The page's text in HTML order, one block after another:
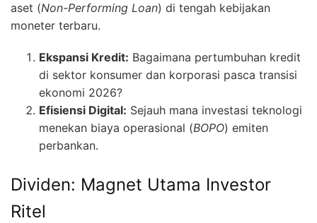
aset (Non-Performing Loan) di tengah kebijakan
moneter terbaru.
Ekspansi Kredit: Bagaimana pertumbuhan kredit
di sektor konsumer dan korporasi pasca transisi
ekonomi 2026?
Efisiensi Digital: Sejauh mana investasi teknologi
menekan biaya operasional (BOPO) emiten
perbankan.
Dividen: Magnet Utama Investor
Ritel